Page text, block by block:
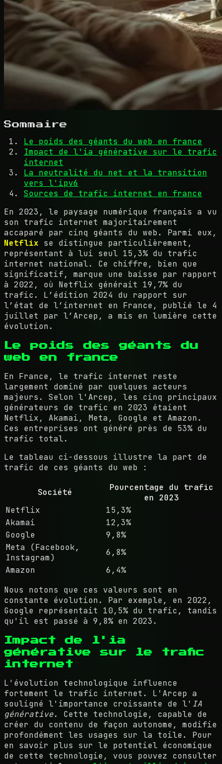
Sommaire
Le poids des géants du web en france
Impact de l'ia générative sur le trafic
internet
La neutralité du net et la transition
vers l'ipv6
Sources de trafic internet en france
En 2023, le paysage numérique français a vu
son trafic internet majoritairement
accaparé par cinq géants du web. Parmi eux,
Netflix se distingue particulièrement,
représentant à lui seul 15,3% du trafic
internet national. Ce chiffre, bien que
significatif, marque une baisse par rapport
à 2022, où Netflix générait 19,7% du
trafic. L’édition 2024 du rapport sur
l’état de l’internet en France, publié le 4
juillet par l’Arcep, a mis en lumière cette
évolution.
Le poids des géants du
web en france
En France, le trafic internet reste
largement dominé par quelques acteurs
majeurs. Selon l'Arcep, les cinq principaux
générateurs de trafic en 2023 étaient
Netflix, Akamai, Meta, Google et Amazon.
Ces entreprises ont généré près de 53% du
trafic total.
Le tableau ci-dessous illustre la part de
trafic de ces géants du web :
Société
Pourcentage du trafic
en 2023
Netflix
15,3%
Akamai
12,3%
Google
9,8%
Meta (Facebook,
Instagram)
6,8%
Amazon
6,4%
Nous notons que ces valeurs sont en
constante évolution. Par exemple, en 2022,
Google représentait 10,5% du trafic, tandis
qu'il est passé à 9,8% en 2023.
Impact de l'ia
générative sur le trafic
internet
L'évolution technologique influence
fortement le trafic internet. L'Arcep a
souligné l'importance croissante de l' IA
générative. Cette technologie, capable de
créer du contenu de façon autonome, modifie
profondément les usages sur la toile. Pour
en savoir plus sur le potentiel économique
de cette technologie, vous pouvez consulter